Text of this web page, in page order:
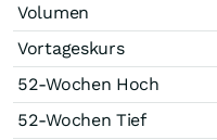
Volumen
Vortageskurs
52-Wochen Hoch
52-Wochen Tief